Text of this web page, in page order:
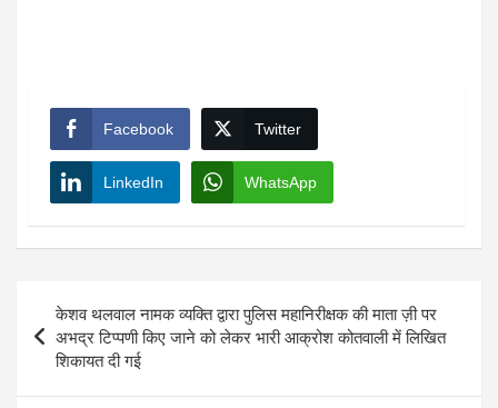
Facebook Twitter
LinkedIn WhatsApp
Post
navigation
केशव थलवाल नामक व्यक्ति द्वारा पुलिस महानिरीक्षक की माता ज़ी पर
अभद्र टिप्पणी किए जाने को लेकर भारी आक्रोश कोतवाली में लिखित
शिकायत दी गई